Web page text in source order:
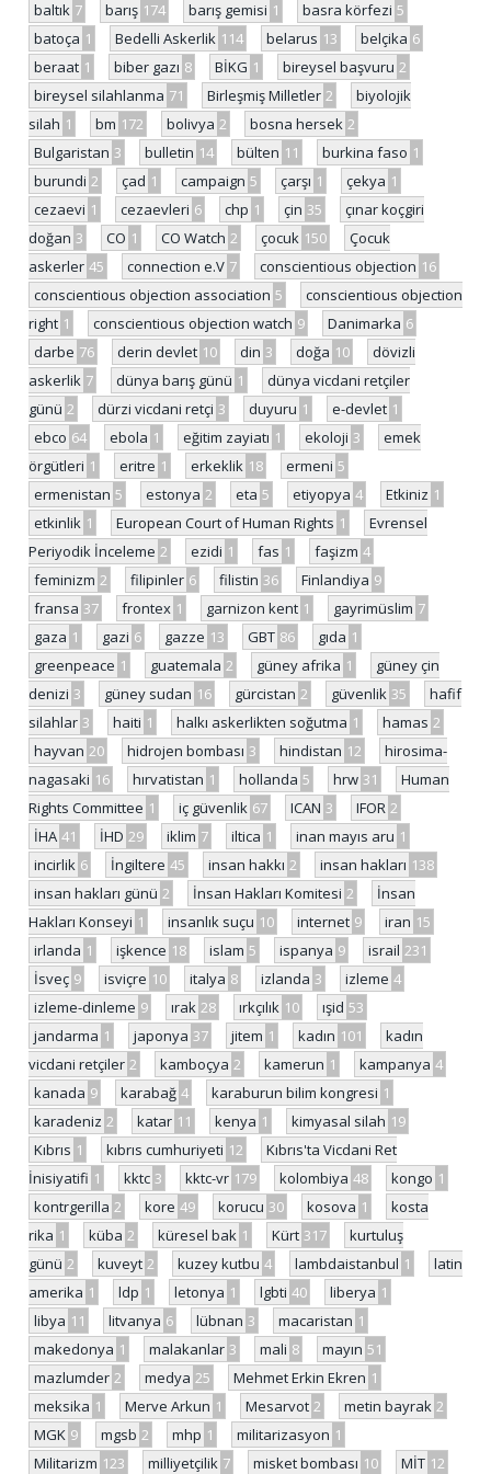
baltık 7 barış 174 barış gemisi 1 basra körfezi 5
batoça 1 Bedelli Askerlik 114 belarus 13 belçika 6
beraat 1 biber gazı 8 BİKG 1 bireysel başvuru 2
bireysel silahlanma 71 Birleşmiş Milletler 2
biyolojik
silah 1 bm 172 bolivya 2 bosna hersek 2
Bulgaristan 3 bulletin 14 bülten 11 burkina faso 1
burundi 2 çad 1 campaign 5 çarşı 1 çekya 1
cezaevi 1 cezaevleri 6 chp 1 çin 35
çınar koçgiri
doğan 3 CO 1 CO Watch 2 çocuk 150
Çocuk
askerler 45 connection e.V 7 conscientious objection 16
conscientious objection association 5
conscientious objection
right 1 conscientious objection watch 9 Danimarka 6
darbe 76 derin devlet 10 din 3 doğa 10
dövizli
askerlik 7 dünya barış günü 1
dünya vicdani retçiler
günü 2 dürzi vicdani retçi 3 duyuru 1 e-devlet 1
ebco 64 ebola 1 eğitim zayiatı 1 ekoloji 3
emek
örgütleri 1 eritre 1 erkeklik 18 ermeni 5
ermenistan 5 estonya 2 eta 5 etiyopya 4 Etkiniz 1
etkinlik 1 European Court of Human Rights 1
Evrensel
Periyodik İnceleme 2 ezidi 1 fas 1 faşizm 4
feminizm 2 filipinler 6 filistin 36 Finlandiya 9
fransa 37 frontex 1 garnizon kent 1 gayrimüslim 7
gaza 1 gazi 6 gazze 13 GBT 86 gıda 1
greenpeace 1 guatemala 2 güney afrika 1
güney çin
denizi 3 güney sudan 16 gürcistan 2 güvenlik 35
hafif
silahlar 3 haiti 1 halkı askerlikten soğutma 1 hamas 2
hayvan 20 hidrojen bombası 3 hindistan 12
hirosima-
nagasaki 16 hırvatistan 1 hollanda 5 hrw 31
Human
Rights Committee 1 iç güvenlik 67 ICAN 3 IFOR 2
İHA 41 İHD 29 iklim 7 iltica 1 inan mayıs aru 1
incirlik 6 İngiltere 45 insan hakkı 2 insan hakları 138
insan hakları günü 2 İnsan Hakları Komitesi 2
İnsan
Hakları Konseyi 1 insanlık suçu 10 internet 9 iran 15
irlanda 1 işkence 18 islam 5 ispanya 9 israil 231
İsveç 9 isviçre 10 italya 8 izlanda 3 izleme 4
izleme-dinleme 9 ırak 28 ırkçılık 10 ışid 53
jandarma 1 japonya 37 jitem 1 kadın 101
kadın
vicdani retçiler 2 kamboçya 2 kamerun 1 kampanya 4
kanada 9 karabağ 4 karaburun bilim kongresi 1
karadeniz 2 katar 11 kenya 1 kimyasal silah 19
Kıbrıs 1 kıbrıs cumhuriyeti 12
Kıbrıs'ta Vicdani Ret
İnisiyatifi 1 kktc 3 kktc-vr 179 kolombiya 48 kongo 1
kontrgerilla 2 kore 49 korucu 30 kosova 1
kosta
rika 1 küba 2 küresel bak 1 Kürt 317
kurtuluş
günü 2 kuveyt 2 kuzey kutbu 4 lambdaistanbul 1
latin
amerika 1 ldp 1 letonya 1 lgbti 40 liberya 1
libya 11 litvanya 6 lübnan 3 macaristan 1
makedonya 1 malakanlar 3 mali 8 mayın 51
mazlumder 2 medya 25 Mehmet Erkin Ekren 1
meksika 1 Merve Arkun 1 Mesarvot 2 metin bayrak 2
MGK 9 mgsb 2 mhp 1 militarizasyon 1
Militarizm 123 milliyetçilik 7 misket bombası 10 MİT 12